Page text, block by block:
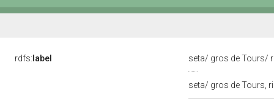
rdfs: label seta/ gros de Tours/
seta/ gros de Tours,